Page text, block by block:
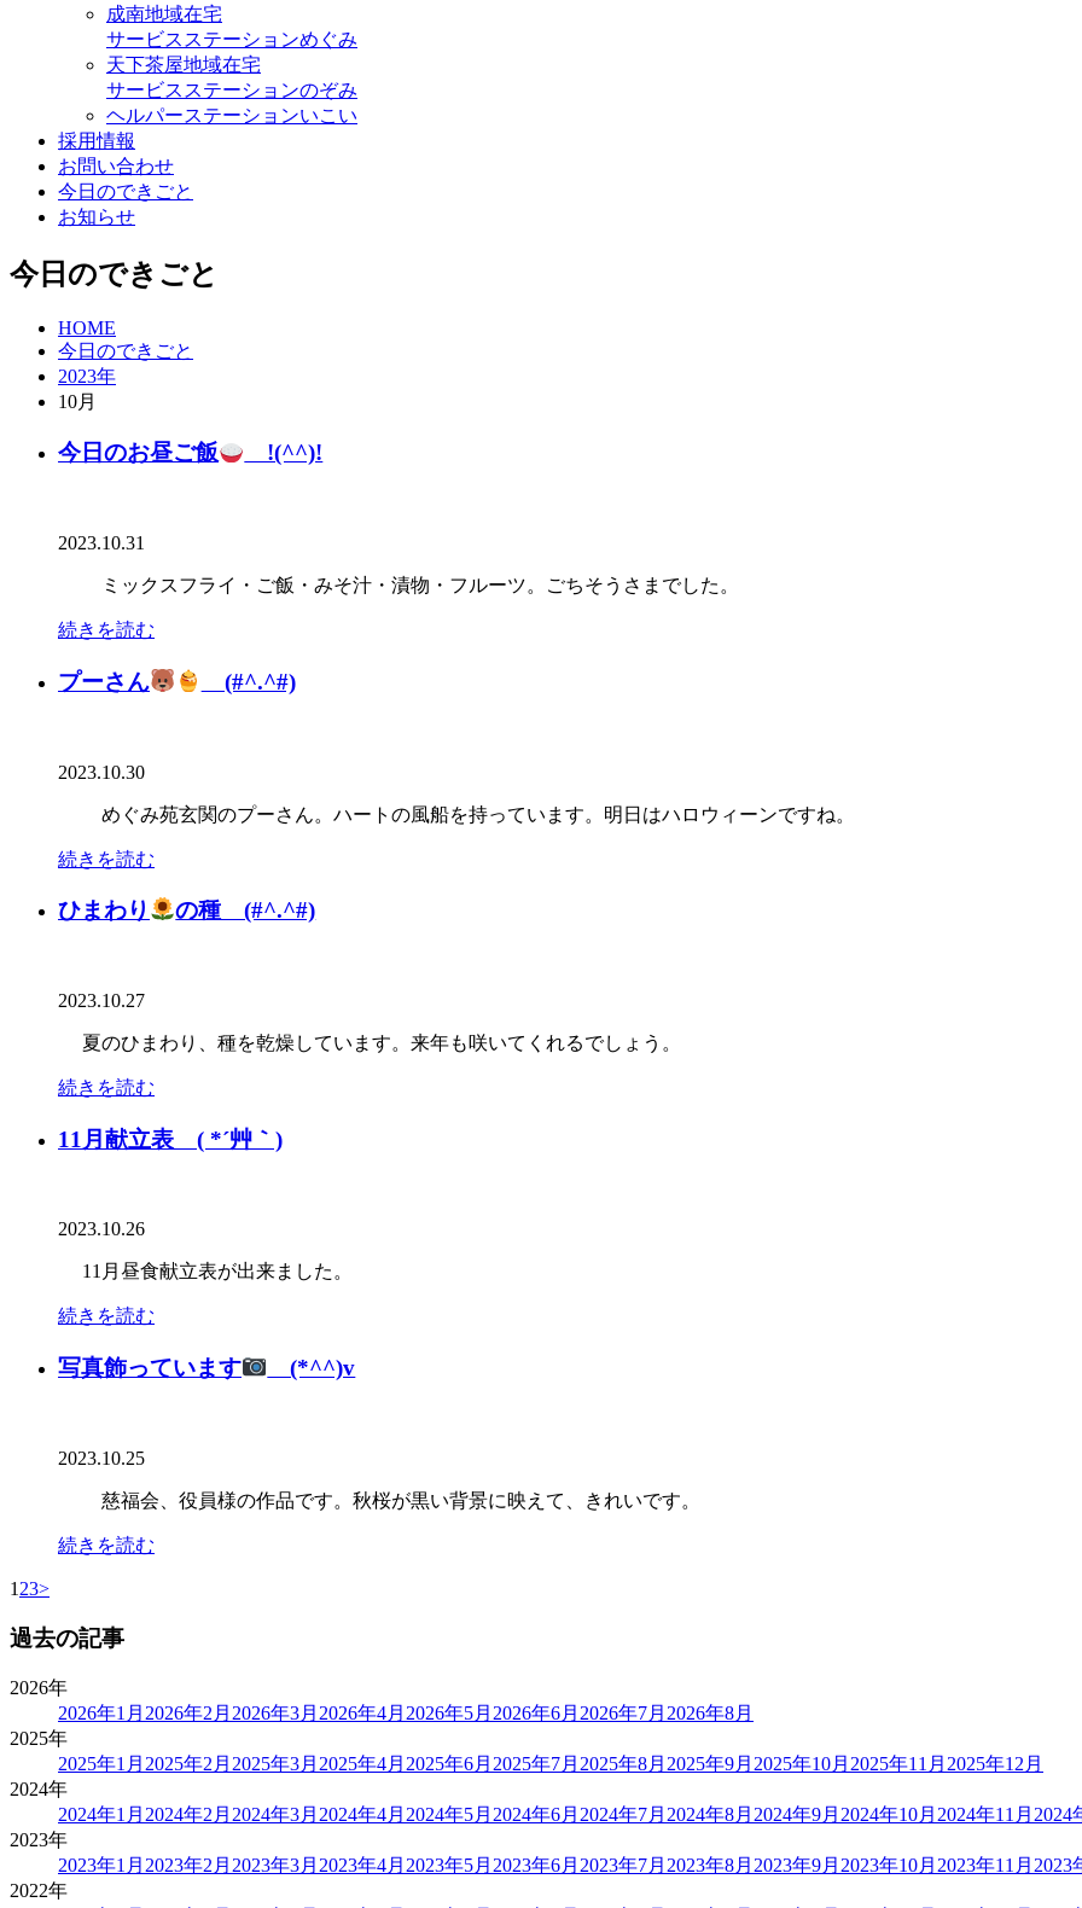
成南地域在宅
サービスステーションめぐみ
天下茶屋地域在宅
サービスステーションのぞみ
ヘルパーステーションいこい
採用情報
お問い合わせ
今日のできごと
お知らせ
今日のできごと
HOME
今日のできごと
2023年
10月
今日のお昼ご飯 !(^^)!
2023.10.31
ミックスフライ・ご飯・みそ汁・漬物・フルーツ。ごちそうさまでした。
続きを読む
プーさん (#^.^#)
2023.10.30
めぐみ苑玄関のプーさん。ハートの風船を持っています。明日はハロウィーンですね。
続きを読む
ひまわり の種 (#^.^#)
2023.10.27
夏のひまわり、種を乾燥しています。来年も咲いてくれるでしょう。
続きを読む
11月献立表 ( *´艸｀)
2023.10.26
11月昼食献立表が出来ました。
続きを読む
写真飾っています (*^^)v
2023.10.25
慈福会、役員様の作品です。秋桜が黒い背景に映えて、きれいです。
続きを読む
1 23>
過去の記事
2026年
2026年1月 2026年2月 2026年3月 2026年4月 2026年5月 2026年6月 2026年7月 2026年8月
2025年
2025年1月 2025年2月 2025年3月 2025年4月 2025年6月 2025年7月 2025年8月 2025年9月 2025年10月 2025年11月 2025年12月
2024年
2024年1月 2024年2月 2024年3月 2024年4月 2024年5月 2024年6月 2024年7月 2024年8月 2024年9月 2024年10月 2024年11月 2024
2023年
2023年1月 2023年2月 2023年3月 2023年4月 2023年5月 2023年6月 2023年7月 2023年8月 2023年9月 2023年10月 2023年11月 2023
2022年